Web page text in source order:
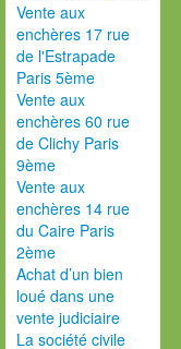
Vente aux
enchères 17 rue
de l'Estrapade
Paris 5ème
Vente aux
enchères 60 rue
de Clichy Paris
9ème
Vente aux
enchères 14 rue
du Caire Paris
2ème
Achat d’un bien
loué dans une
vente judiciaire
La société civile